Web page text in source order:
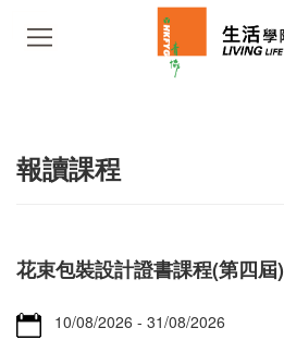
報讀課程
花束包裝設計證書課程(第四屆)
10/08/2026 - 31/08/2026